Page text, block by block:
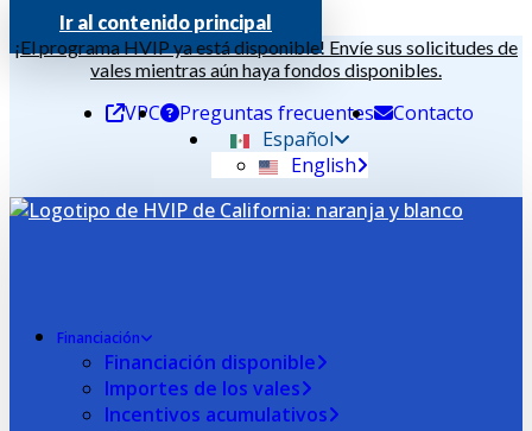
Ir al contenido principal
¡El programa HVIP ya está disponible! Envíe sus solicitudes de
vales mientras aún haya fondos disponibles.
VPC Preguntas frecuentes
Contacto
Español
English
Financiación
Financiación disponible
Importes de los vales
Incentivos acumulativos